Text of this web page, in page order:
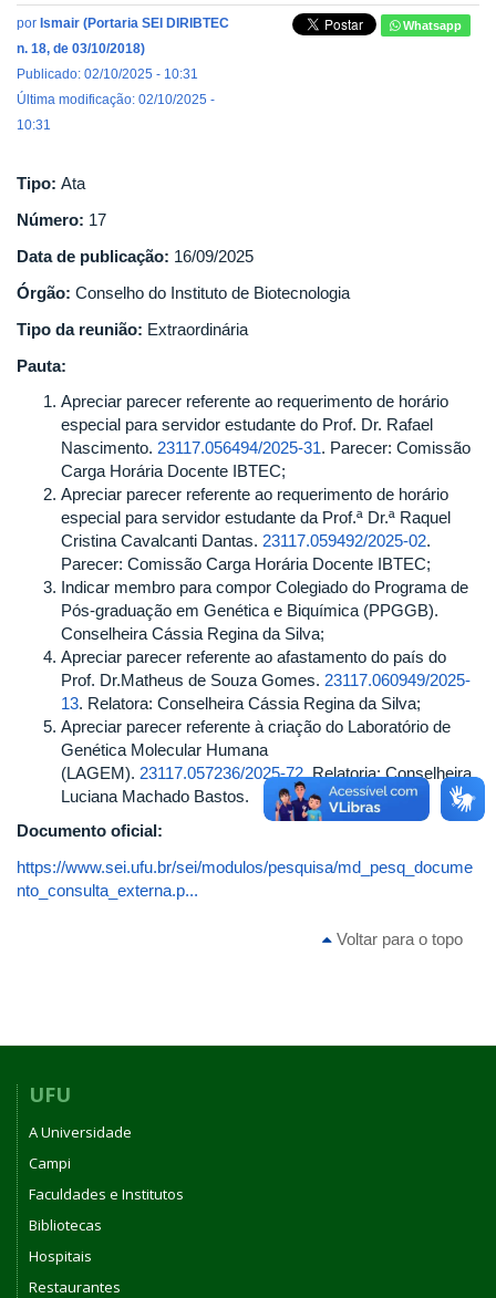
por Ismair (Portaria SEI DIRIBTEC
n. 18, de 03/10/2018)
Publicado: 02/10/2025 - 10:31
Última modificação: 02/10/2025 -
10:31
Whatsapp
Tipo: Ata
Número: 17
Data de publicação: 16/09/2025
Órgão: Conselho do Instituto de Biotecnologia
Tipo da reunião: Extraordinária
Pauta:
Apreciar parecer referente ao requerimento de horário
especial para servidor estudante do Prof. Dr. Rafael
Nascimento. 23117.056494/2025-31. Parecer: Comissão
Carga Horária Docente IBTEC;
Apreciar parecer referente ao requerimento de horário
especial para servidor estudante da Prof.ª Dr.ª Raquel
Cristina Cavalcanti Dantas. 23117.059492/2025-02.
Parecer: Comissão Carga Horária Docente IBTEC;
Indicar membro para compor Colegiado do Programa de
Pós-graduação em Genética e Biquímica (PPGGB).
Conselheira Cássia Regina da Silva;
Apreciar parecer referente ao afastamento do país do
Prof. Dr.Matheus de Souza Gomes. 23117.060949/2025-
13. Relatora: Conselheira Cássia Regina da Silva;
Apreciar parecer referente à criação do Laboratório de
Genética Molecular Humana
(LAGEM). 23117.057236/2025-72. Relatoria: Conselheira
Luciana Machado Bastos.
Documento oficial:
https://www.sei.ufu.br/sei/modulos/pesquisa/md_pesq_docume
nto_consulta_externa.p...
Voltar para o topo
UFU
A Universidade
Campi
Faculdades e Institutos
Bibliotecas
Hospitais
Restaurantes